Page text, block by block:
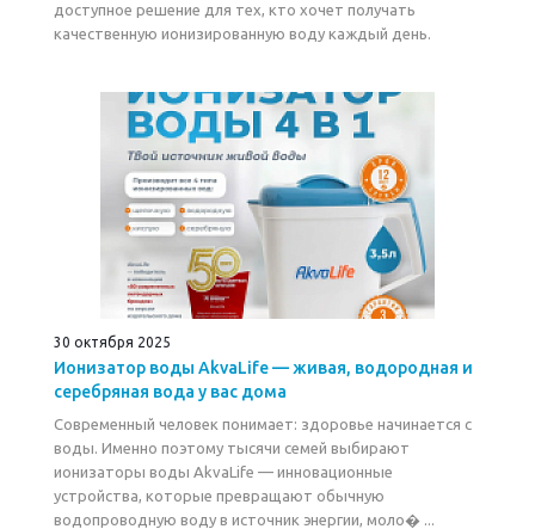
доступное решение для тех, кто хочет получать
качественную ионизированную воду каждый день.
30 октября 2025
Ионизатор воды AkvaLife — живая, водородная и
серебряная вода у вас дома
Современный человек понимает: здоровье начинается с
воды. Именно поэтому тысячи семей выбирают
ионизаторы воды AkvaLife — инновационные
устройства, которые превращают обычную
водопроводную воду в источник энергии, моло� ...